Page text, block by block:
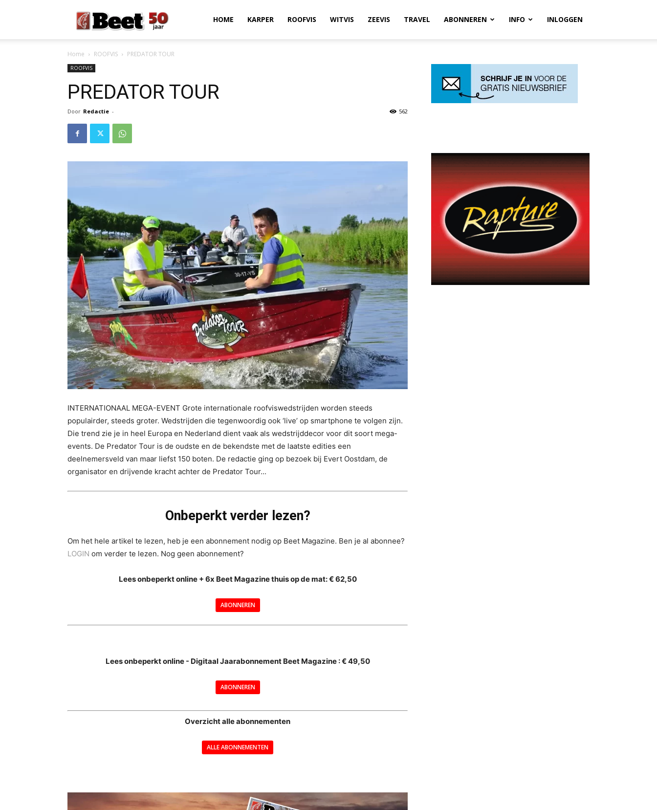
HOME KARPER ROOFVIS WITVIS ZEEVIS TRAVEL ABONNEREN INFO INLOGGEN
Home ROOFVIS PREDATOR TOUR
ROOFVIS
PREDATOR TOUR
Door Redactie - 562
INTERNATIONAAL MEGA-EVENT Grote internationale roofviswedstrijden worden steeds
populairder, steeds groter. Wedstrijden die tegenwoordig ook ‘live’ op smartphone te volgen zijn.
Die trend zie je in heel Europa en Nederland dient vaak als wedstrijddecor voor dit soort mega-
events. De Predator Tour is de oudste en de bekendste met de laatste edities een
deelnemersveld van maar liefst 150 boten. De redactie ging op bezoek bij Evert Oostdam, de
organisator en drijvende kracht achter de Predator Tour...
Onbeperkt verder lezen?
Om het hele artikel te lezen, heb je een abonnement nodig op Beet Magazine. Ben je al abonnee?
LOGIN om verder te lezen. Nog geen abonnement?
Lees onbeperkt online + 6x Beet Magazine thuis op de mat: € 62,50
ABONNEREN
Lees onbeperkt online - Digitaal Jaarabonnement Beet Magazine : € 49,50
ABONNEREN
Overzicht alle abonnementen
ALLE ABONNEMENTEN